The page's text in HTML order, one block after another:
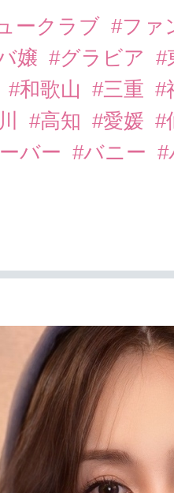
ークラブ #ファ
嬢 #グラビア
#
#和歌山 #三重 #
#高知 #愛媛 #
バー #バニー #